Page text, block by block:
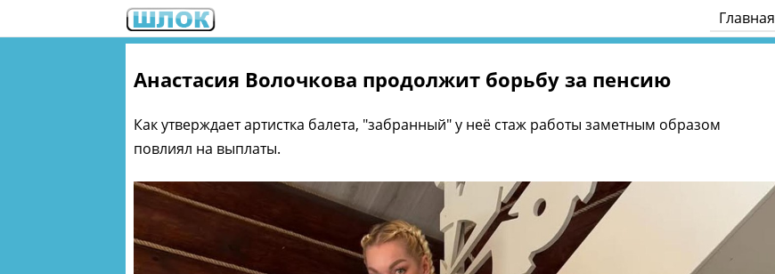
Главная
Анастасия Волочкова продолжит борьбу за пенсию
Как утверждает артистка балета, "забранный" у неё стаж работы заметным образом
повлиял на выплаты.